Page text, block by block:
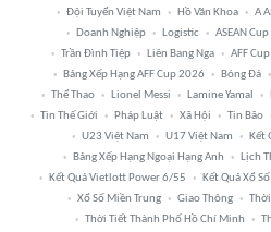
Đội Tuyển Việt Nam
Hồ Văn Khoa A
Doanh Nghiệp
Logistic ASEAN
Trần Đình Tiệp
Liên Bang Nga AFF
Bảng Xếp Hạng AFF Cup 2026
Bóng Đá
Thể Thao
Lionel Messi Lamine Yamal
Tin Thế Giới
Pháp Luật Xã Hội Tin Bão
U23 Việt Nam
U17 Việt Nam Kết
Bảng Xếp Hạng Ngoại Hạng Anh
Lịch
Kết Quả Vietlott Power 6/55
Kết Quả Xổ Số
Xổ Số Miền Trung
Giao Thông
Thời Tiết Thành Phố Hồ Chí Minh